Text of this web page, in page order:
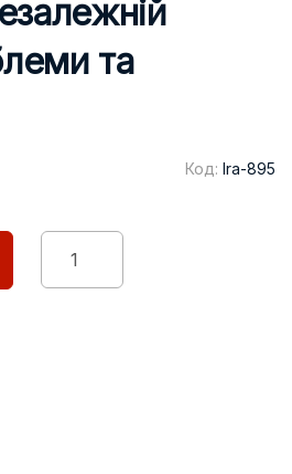
та
Код: lra-895